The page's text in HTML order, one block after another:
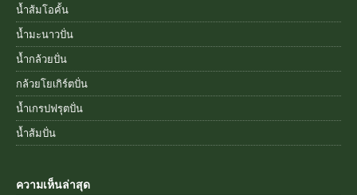
น้ำส้มโอคั้น
น้ำมะนาวปั่น
น้ำกล้วยปั่น
กล้วยโยเกิร์ตปั่น
น้ำเกรปฟรุตปั่น
น้ำส้มปั่น
ความเห็นล่าสุด